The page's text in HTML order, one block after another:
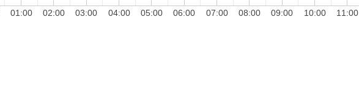
01:00 02:00 03:00 04:00 05:00 06:00 07:00 08:00 09:00 10:00 11:00